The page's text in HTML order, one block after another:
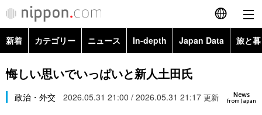
English
简体字
繁體字
新着 カテゴリー ニュース In-depth Japan Data 旅と
政治・外交
経済・ビジネス Images
悔しい思いでいっぱいと新人土田氏
News
from Japan
政治・外交 2026.05.31 21:00 / 2026.05.31 21:17 更新